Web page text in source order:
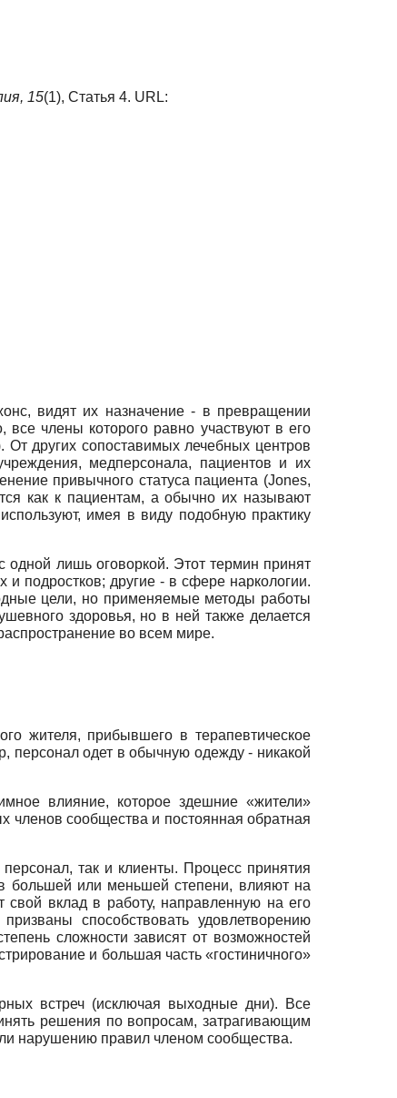
15(1), Статья 4. URL:
видят их назначение - в превращении
члены которого равно участвуют в его
От других сопоставимых лечебных центров
медперсонала, пациентов и их
привычного статуса пациента (Jones,
как к пациентам, а обычно их называют
имея в виду подобную практику
одной лишь оговоркой. Этот термин принят
подростков; другие - в сфере наркологии.
цели, но применяемые методы работы
здоровья, но в ней также делается
во всем мире.
жителя, прибывшего в терапевтическое
одет в обычную одежду - никакой
влияние, которое здешние «жители»
членов сообщества и постоянная обратная
так и клиенты. Процесс принятия
большей или меньшей степени, влияют на
вклад в работу, направленную на его
способствовать удовлетворению
сложности зависят от возможностей
и большая часть «гостиничного»
встреч (исключая выходные дни). Все
решения по вопросам, затрагивающим
нарушению правил членом сообщества.